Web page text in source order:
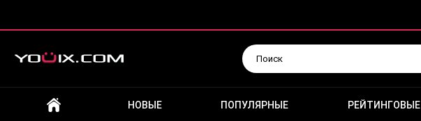
НОВЫЕ ПОПУЛЯРНЫЕ РЕЙТИНГОВЫЕ